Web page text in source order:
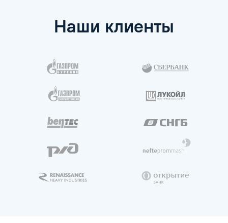
Наши клиенты